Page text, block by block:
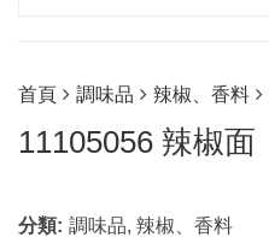
首頁 調味品 辣椒、香料
11105056 辣椒面
分類: 調味品, 辣椒、香料